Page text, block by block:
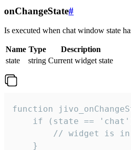
onChangeState#
Is executed when chat window state
Name Type
Description
state
string Current widget state
function
if (state ==
// widget is
    }